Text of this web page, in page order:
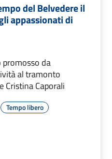
del Belvedere il
appassionati di
da
al tramonto
Cristina Caporali
Tempo libero